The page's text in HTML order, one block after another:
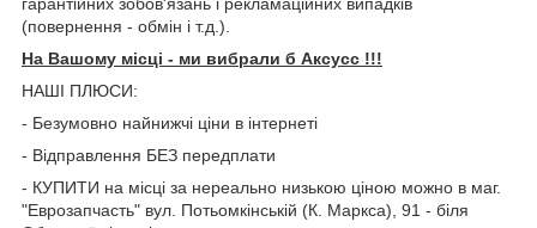
(повернення - обмін і т.д.).
На Вашому місці - ми вибрали б Aксусс !!!
НАШІ ПЛЮСИ:
- Безумовно найнижчі ціни в інтернеті
- Відправлення БЕЗ передплати
- КУПИТИ на місці за нереально низькою ціною можно в маг.
"Еврозапчасть" вул. Потьомкінській (К. Маркса), 91 - біля